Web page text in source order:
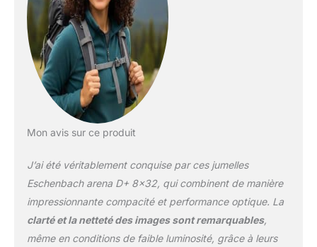
quelques-unes des
améliorations apportées
aux jumelles arena à
prismes en toit Le tout
en conservant leur frome
compacte, à la fois
rubuste et maniable.Les
traitement argenté
supplémentaire permet
d'accroitre de 4% la
réflexion pour une
efficacité lumineuse
accrue La réflexion des
Mon avis sur ce produit
J’ai été véritablement conquise par ces jumelles
Eschenbach arena D+ 8×32, qui combinent de manière
impressionnante compacité et performance optique. La
clarté et la netteté des images sont remarquables,
même en conditions de faible luminosité, grâce à leurs